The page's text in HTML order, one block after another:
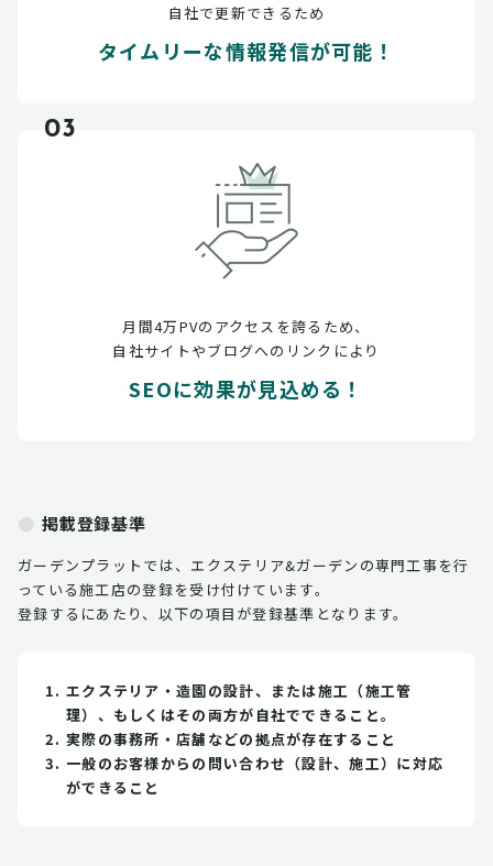
自社で更新できるため
タイムリーな情報発信が可能！
03
月間4万PVのアクセスを誇るため、
自社サイトやブログへのリンクにより
SEOに効果が見込める！
掲載登録基準
ガーデンプラットでは、エクステリア&ガーデンの専門工事を行
っている施工店の登録を受け付けています。
登録するにあたり、以下の項目が登録基準となります。
エクステリア・造園の設計、または施工（施工管
理）、もしくはその両方が自社でできること。
実際の事務所・店舗などの拠点が存在すること
一般のお客様からの問い合わせ（設計、施工）に対応
ができること